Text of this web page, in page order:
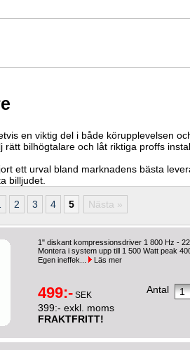
en viktig del i både körupplevelsen
rätt bilhögtalare och låt riktiga proffs
ett urval bland marknadens bästa
billjudet.
2 3 4 5 Nästa »
1" diskant kompressionsdriver 1 800 Hz - 22
Montera i system upp till 1 500 Watt peak
Egen ineffek...
Läs mer
499:- SEK
399:- exkl. moms
FRAKTFRITT!
Antal